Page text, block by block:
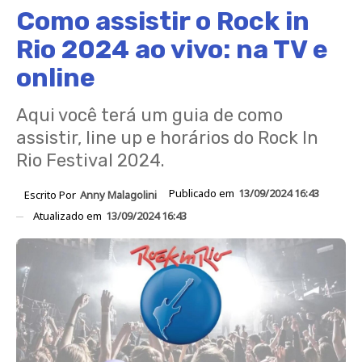
Como assistir o Rock in
Rio 2024 ao vivo: na TV e
online
Aqui você terá um guia de como
assistir, line up e horários do Rock In
Rio Festival 2024.
Escrito Por Anny Malagolini Publicado em 13/09/2024 16:43
Atualizado em 13/09/2024 16:43